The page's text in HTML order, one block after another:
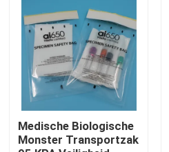
Medische Biologische
Monster Transportzak